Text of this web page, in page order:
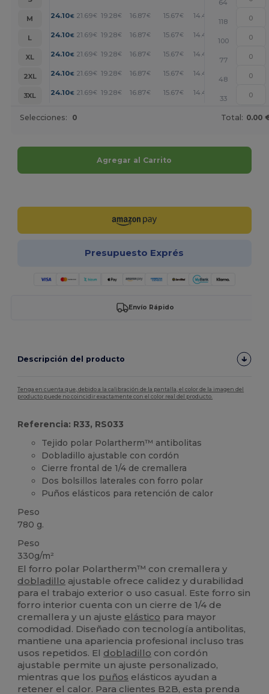
64
M
24.10€ 21.69€ 19.28€ 16.87€ 15.67€ 14.46 +
118
L
24.10€ 21.69€ 19.28€ 16.87€ 15.67€ 14.46 +
100
XL
24.10€ 21.69€ 19.28€ 16.87€ 15.67€ 14.46 +
77
2XL
24.10€ 21.69€ 19.28€ 16.87€ 15.67€ 14.46 +
48
3XL
24.10€ 21.69€ 19.28€ 16.87€ 15.67€ 14.46 +
33
Selecciones: 0 Total: 0.00
Agregar al Carrito
Presupuesto Exprés
Envío Rápido
Descripción del producto
Tenga en cuenta que, debido a la calibración de la pantalla, el color de la imagen del
producto puede no coincidir exactamente con el color real del producto.
Referencia: R33, RS033
Tejido polar Polartherm™ antibolitas
Dobladillo ajustable con cordón
Cierre frontal de 1/4 de cremallera
Dos bolsillos laterales con forro polar
Puños elásticos para retención de calor
Peso
780 g.
Peso
330g/m²
El forro polar Polartherm™ con cremallera y
dobladillo ajustable ofrece calidez y durabilidad
para el trabajo exterior o uso casual. Este forro sin
forro interior cuenta con un cierre de 1/4 de
cremallera y un ajuste elástico para mayor
comodidad. Diseñado con tecnología antibolitas,
mantiene una apariencia profesional incluso tras
usos repetidos. El dobladillo con cordón
ajustable permite un ajuste personalizado,
mientras que los puños elásticos ayudan a
retener el calor. Para clientes B2B, esta prenda